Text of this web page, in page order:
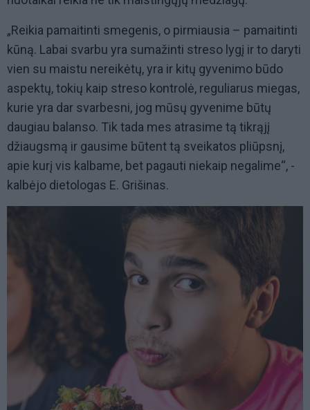
„Reikia pamaitinti smegenis, o pirmiausia – pamaitinti
kūną. Labai svarbu yra sumažinti streso lygį ir to daryti
vien su maistu nereikėtų, yra ir kitų gyvenimo būdo
aspektų, tokių kaip streso kontrolė, reguliarus miegas,
kurie yra dar svarbesni, jog mūsų gyvenime būtų
daugiau balanso. Tik tada mes atrasime tą tikrąjį
džiaugsmą ir gausime būtent tą sveikatos pliūpsnį,
apie kurį vis kalbame, bet pagauti niekaip negalime“, -
kalbėjo dietologas E. Grišinas.